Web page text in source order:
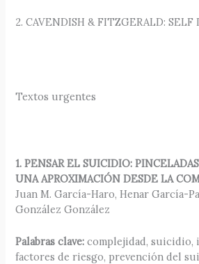
2. CAVENDISH & FITZGERALD:
Textos urgentes
1. PENSAR EL SUICIDIO:
UNA APROXIMACIÓN DESDE LA
Juan M. García-Haro, Henar García-
González González
Palabras clave: complejidad, suicidio,
factores de riesgo, prevención del